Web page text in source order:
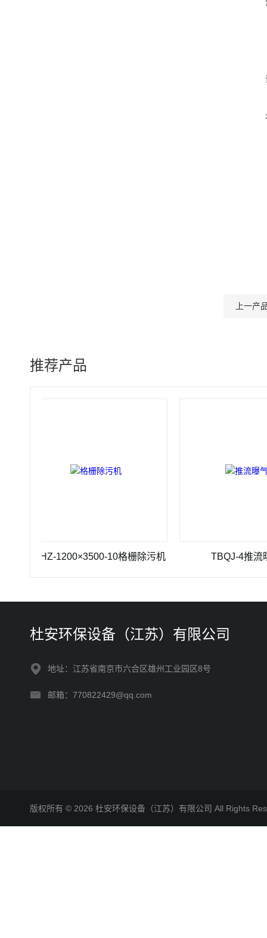
上一产
推荐产品
1200×3500-10格栅除污机 TBQJ-4推流曝气机
杜安环保设备（江苏）有限公司
地址：江苏省南京市六合区雄州工业园区8号
邮箱：770822429@qq.com
版权所有 © 2026 杜安环保设备（江苏）有限公司 All Rights